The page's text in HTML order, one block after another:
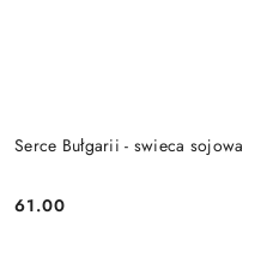
Serce Bułgarii - swieca sojowa
Cena:
61.00